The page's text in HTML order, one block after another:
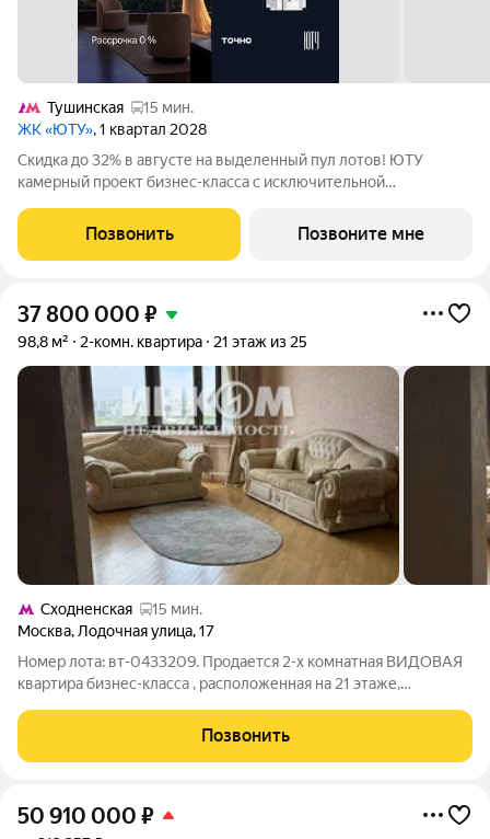
Тушинская
15 мин.
ЖК «ЮТУ», 1 квартал 2028
Скидка до 32% в августе на выделенный пул лотов! ЮТУ
камерный проект бизнес-класса с исключительной
благоустроенной набережной канала имени Москвы. Проект
создает идеальный баланс жизни в
Позвонить Позвоните мне
37 800 000 ₽
98,8 м² 2-комн. квартира 21 этаж из 25
Сходненская
15 мин.
Москва, Лодочная улица,17
Номер лота: вт-0433209. Продается 2-х комнатная ВИДОВАЯ
квартира бизнес-класса , расположенная на 21 этаже,
собственник. ДДУ. Вид из окон охватывает большую часть
Москвы: стадион Спартак, Москва-Сити,
Позвонить
50 910 000 ₽